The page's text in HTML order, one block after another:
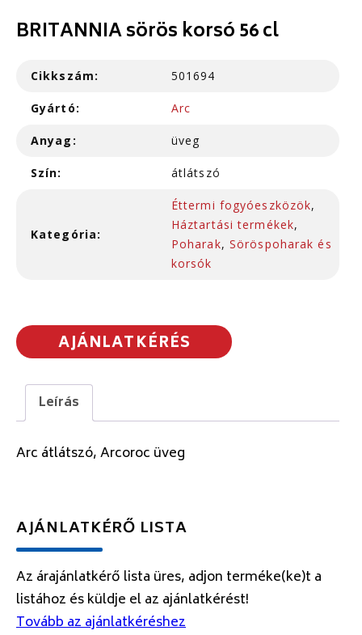
BRITANNIA sörös korsó 56 cl
Cikkszám: 501694
Gyártó: Arc
Anyag: üveg
Szín: átlátszó
Kategória:
Éttermi fogyóeszközök,
Háztartási termékek,
Poharak, Söröspoharak és
korsók
AJÁNLATKÉRÉS
Leírás
Arc átlátszó, Arcoroc üveg
AJÁNLATKÉRŐ LISTA
Az árajánlatkérő lista üres, adjon terméke(ke)t a
listához és küldje el az ajánlatkérést!
Tovább az ajánlatkéréshez